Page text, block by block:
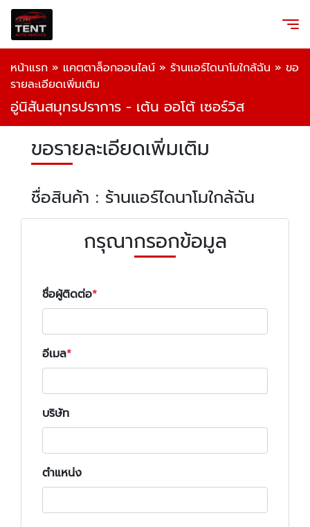
หน้าแรก » แคตตาล็อกออนไลน์ » ร้านแอร์ไดนาโมใกล้ฉัน » ขอ
รายละเอียดเพิ่มเติม
อู่นิสันสมุทรปราการ - เต้น ออโต้ เซอร์วิส
ขอรายละเอียดเพิ่มเติม
ชื่อสินค้า : ร้านแอร์ไดนาโมใกล้ฉัน
กรุณากรอกข้อมูล
ชื่อผู้ติดต่อ
อีเมล
บริษัท
ตำแหน่ง